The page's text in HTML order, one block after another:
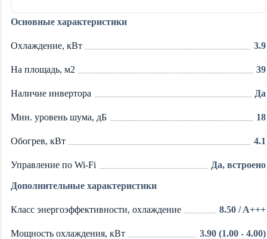
Основные характеристики
Охлаждение, кВт 3.9
На площадь, м2 39
Наличие инвертора Да
Мин. уровень шума, дБ 18
Обогрев, кВт 4.1
Управление по Wi-Fi Да, встроено
Дополнительные характеристики
Класс энергоэффективности, охлаждение 8.50 / A+++
Мощность охлаждения, кВт 3.90 (1.00 - 4.00)